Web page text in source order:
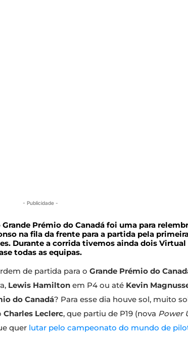
- Publicidade -
Prémio do Canadá foi uma para
na fila da frente para a partida pela
Durante a corrida tivemos ainda dois Virtual
todas as equipas.
de partida para o Grande Prémio do
Lewis Hamilton em P4 ou até Kevin
do Canadá? Para esse dia houve sol, muito
Charles Leclerc, que partiu de P19 (nova Power
quer lutar pelo campeonato do mundo de